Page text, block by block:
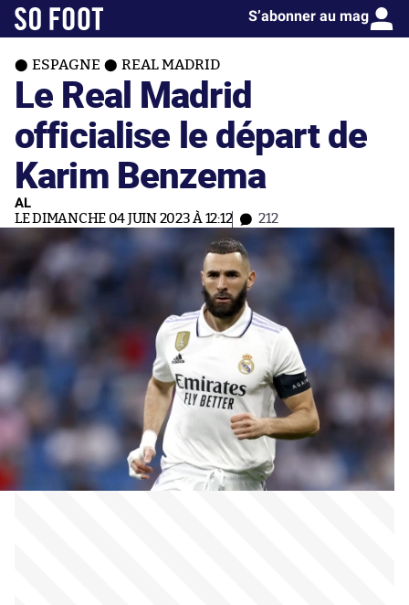
S’abonner au mag
ESPAGNE REAL MADRID
Le Real Madrid
officialise le départ de
Karim Benzema
AL
LE DIMANCHE 04 JUIN 2023 À 12:12 212